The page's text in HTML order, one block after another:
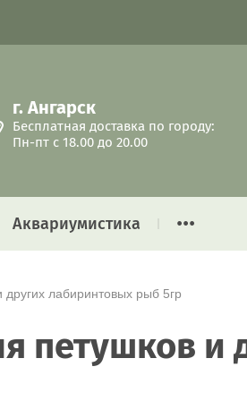
г. Ангарск
Бесплатная доставка по городу:
Пн-пт с 18.00 до 20.00
Аквариумистика ...
лабиринтовых рыб 5гр
петушков и